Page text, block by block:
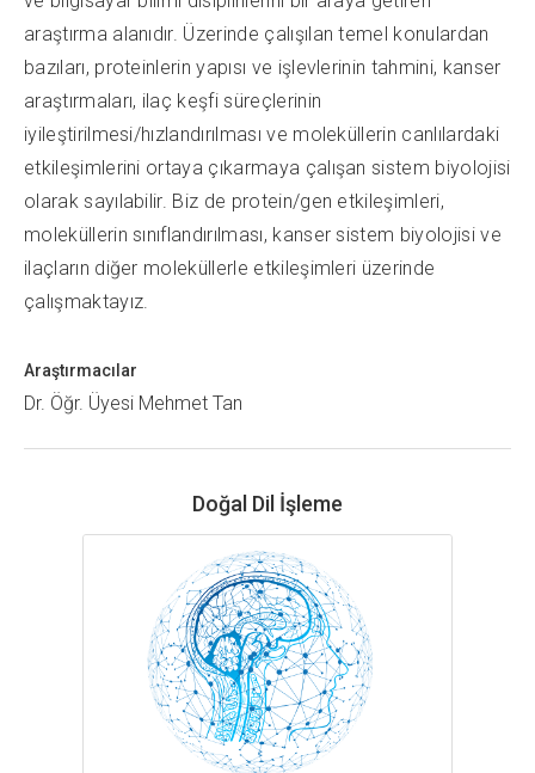
araştırma alanıdır. Üzerinde çalışılan temel konulardan
bazıları, proteinlerin yapısı ve işlevlerinin tahmini, kanser
araştırmaları, ilaç keşfi süreçlerinin
iyileştirilmesi/hızlandırılması ve moleküllerin canlılardaki
etkileşimlerini ortaya çıkarmaya çalışan sistem biyolojisi
olarak sayılabilir. Biz de protein/gen etkileşimleri,
moleküllerin sınıflandırılması, kanser sistem biyolojisi ve
ilaçların diğer moleküllerle etkileşimleri üzerinde
çalışmaktayız.
Araştırmacılar
Dr. Öğr. Üyesi Mehmet Tan
Doğal Dil İşleme